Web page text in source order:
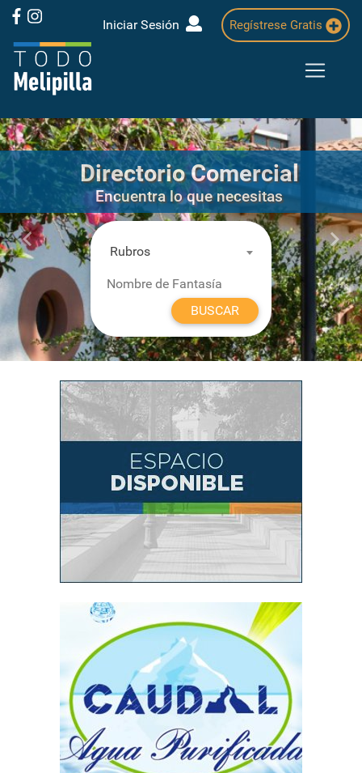
Iniciar Sesión Regístrese Gratis
Directorio Comercial
Encuentra lo que necesitas
Rubros
BUSCAR
Previous Next